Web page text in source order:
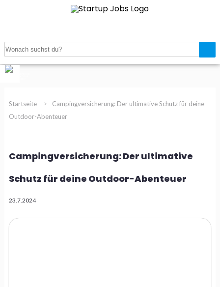
Registrieren
Login
Startseite >
Campingversicherung: Der ultimative Schutz für deine
Outdoor-Abenteuer
Campingversicherung: Der ultimative
Schutz für deine Outdoor-Abenteuer
23.7.2024